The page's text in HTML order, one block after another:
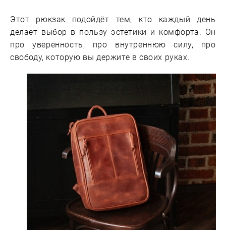
Этот рюкзак подойдёт тем, кто каждый день
делает выбор в пользу эстетики и комфорта. Он
про уверенность, про внутреннюю силу, про
свободу, которую вы держите в своих руках.